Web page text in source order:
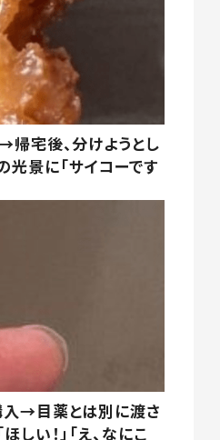
帰宅後、分けようとし
景に「サイコーです
入→目薬とは別に渡さ
い！」「え、なにこ